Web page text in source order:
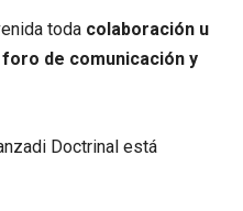
toda colaboración u
foro de comunicación y
Doctrinal está